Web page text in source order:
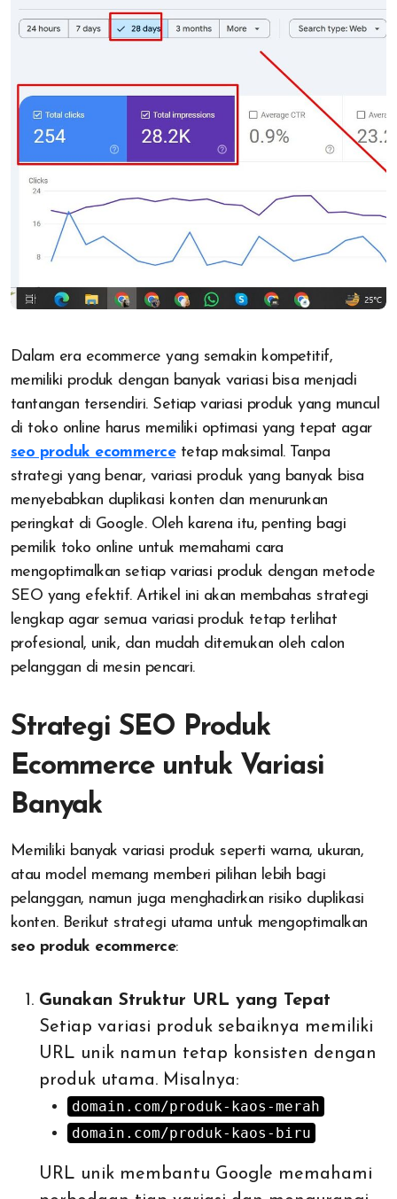
Dalam era ecommerce yang semakin kompetitif,
memiliki produk dengan banyak variasi bisa menjadi
tantangan tersendiri. Setiap variasi produk yang muncul
di toko online harus memiliki optimasi yang tepat agar
seo produk ecommercetetap maksimal. Tanpa
strategi yang benar, variasi produk yang banyak bisa
menyebabkan duplikasi konten dan menurunkan
peringkat di Google. Oleh karena itu, penting bagi
pemilik toko online untuk memahami cara
mengoptimalkan setiap variasi produk dengan metode
SEO yang efektif. Artikel ini akan membahas strategi
lengkap agar semua variasi produk tetap terlihat
profesional, unik, dan mudah ditemukan oleh calon
pelanggan di mesin pencari.
Strategi SEO Produk
Ecommerce untuk Variasi
Banyak
Memiliki banyak variasi produk seperti warna, ukuran,
atau model memang memberi pilihan lebih bagi
pelanggan, namun juga menghadirkan risiko duplikasi
konten. Berikut strategi utama untuk mengoptimalkan
seo produk ecommerce:
Gunakan Struktur URL yang Tepat
Setiap variasi produk sebaiknya memiliki
URL unik namun tetap konsisten dengan
produk utama. Misalnya:
domain.com/produk-kaos-merah
domain.com/produk-kaos-biru
URL unik membantu Google memahami